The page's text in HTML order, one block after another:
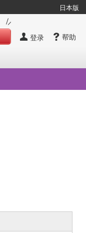
日本版
帮助
登录